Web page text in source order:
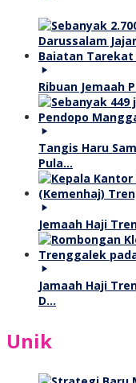
Ribuan Jemaah
Tangis Haru
Pula…
Jemaah Haji
Jamaah Haji
D…
Unik